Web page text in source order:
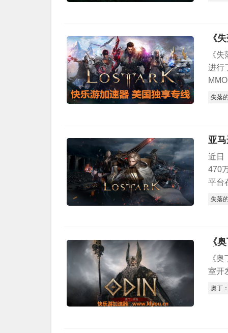
《
《
进行
失落
亚
近日
470
平台
失落
《
《
室开
奥丁